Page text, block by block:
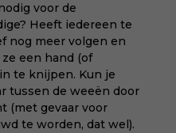
voor de
Heeft iedereen te
nog meer volgen en
een hand (of
te knijpen. Kun je
tussen de weeën door
(met gevaar voor
te worden, dat wel).